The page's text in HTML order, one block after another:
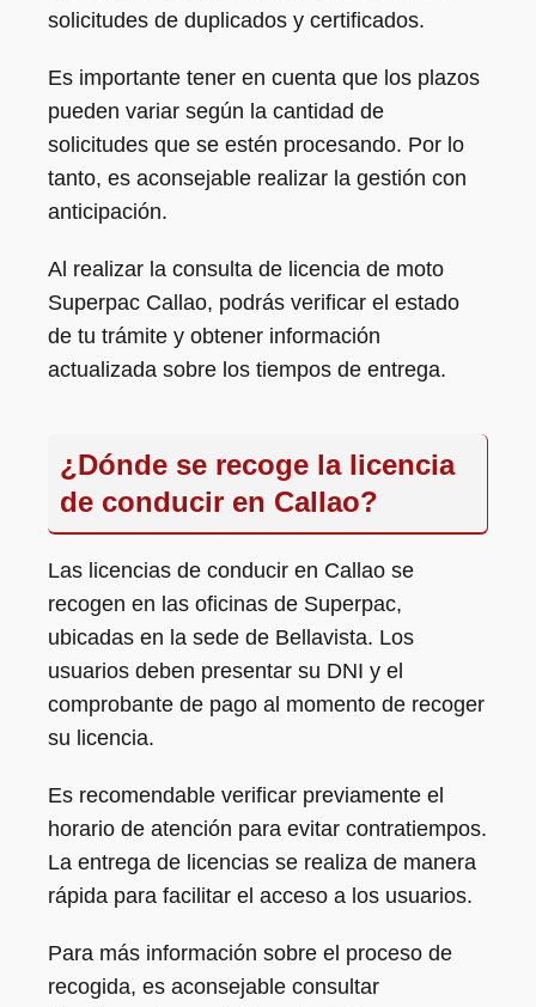
solicitudes de duplicados y certificados.
Es importante tener en cuenta que los plazos
pueden variar según la cantidad de
solicitudes que se estén procesando. Por lo
tanto, es aconsejable realizar la gestión con
anticipación.
Al realizar la consulta de licencia de moto
Superpac Callao, podrás verificar el estado
de tu trámite y obtener información
actualizada sobre los tiempos de entrega.
¿Dónde se recoge la licencia
de conducir en Callao?
Las licencias de conducir en Callao se
recogen en las oficinas de Superpac,
ubicadas en la sede de Bellavista. Los
usuarios deben presentar su DNI y el
comprobante de pago al momento de recoger
su licencia.
Es recomendable verificar previamente el
horario de atención para evitar contratiempos.
La entrega de licencias se realiza de manera
rápida para facilitar el acceso a los usuarios.
Para más información sobre el proceso de
recogida, es aconsejable consultar